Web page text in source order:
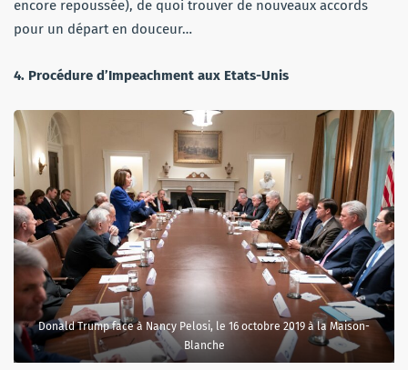
encore repoussée), de quoi trouver de nouveaux accords
pour un départ en douceur…
4. Procédure d’Impeachment aux Etats-Unis
Donald Trump face à Nancy Pelosi, le 16 octobre 2019 à la Maison-
Blanche